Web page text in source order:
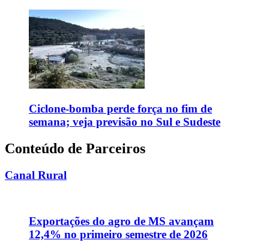
Ciclone-bomba perde força no fim de
semana; veja previsão no Sul e Sudeste
Conteúdo de Parceiros
Canal Rural
Exportações do agro de MS avançam
12,4% no primeiro semestre de 2026